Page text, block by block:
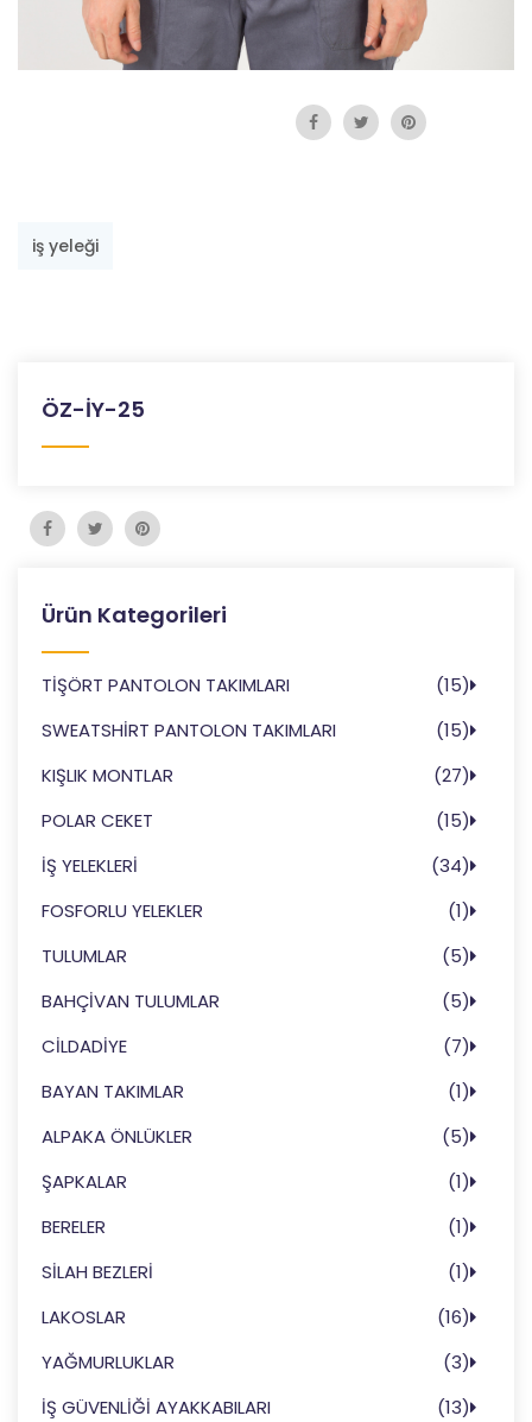
iş yeleği
ÖZ-İY-25
Ürün Kategorileri
TİŞÖRT PANTOLON TAKIMLARI
(15)
SWEATSHİRT PANTOLON TAKIMLARI
(15)
KIŞLIK MONTLAR
(27)
POLAR CEKET
(15)
İŞ YELEKLERİ
(34)
FOSFORLU YELEKLER
(1)
TULUMLAR
(5)
BAHÇİVAN TULUMLAR
(5)
CİLDADİYE
(7)
BAYAN TAKIMLAR
(1)
ALPAKA ÖNLÜKLER
(5)
ŞAPKALAR
(1)
BERELER
(1)
SİLAH BEZLERİ
(1)
LAKOSLAR
(16)
YAĞMURLUKLAR
(3)
İŞ GÜVENLİĞİ AYAKKABILARI
(13)